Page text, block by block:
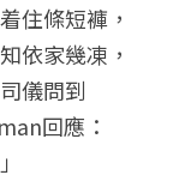
住條短褲，
依家幾凍，
儀問到
回應：